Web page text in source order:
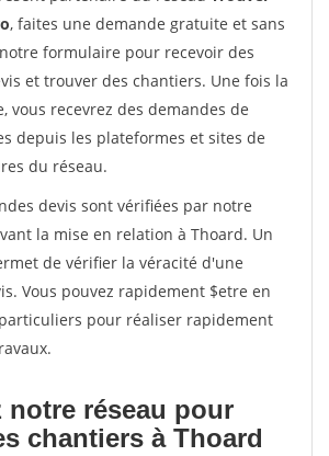
, faites une demande gratuite et sans
formulaire pour recevoir des
et trouver des chantiers. Une fois la
vous recevrez des demandes de
depuis les plateformes et sites de
du réseau.
devis sont vérifiées par notre
la mise en relation à Thoard. Un
de vérifier la véracité d'une
Vous pouvez rapidement $etre en
pour réaliser rapidement
notre réseau pour
chantiers à Thoard